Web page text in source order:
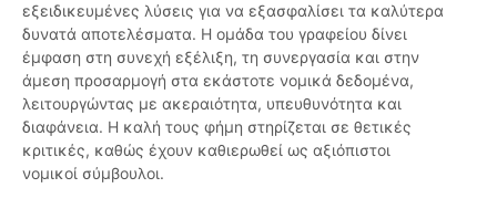
εξειδικευμένες λύσεις για να εξασφαλίσει τα καλύτερα
δυνατά αποτελέσματα. Η ομάδα του γραφείου δίνει
έμφαση στη συνεχή εξέλιξη, τη συνεργασία και στην
άμεση προσαρμογή στα εκάστοτε νομικά δεδομένα,
λειτουργώντας με ακεραιότητα, υπευθυνότητα και
διαφάνεια. Η καλή τους φήμη στηρίζεται σε θετικές
κριτικές, καθώς έχουν καθιερωθεί ως αξιόπιστοι
νομικοί σύμβουλοι.